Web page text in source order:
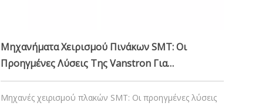
Μηχανήματα Χειρισμού Πινάκων SMT: Οι
Προηγμένες Λύσεις Της Vanstron Για
Αποτελεσματική Κατασκευή PCB
Μηχανές χειρισμού πλακών SMT: Οι προηγμένες λύσεις